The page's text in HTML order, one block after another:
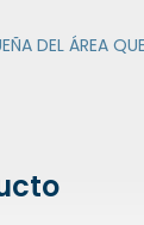
DEL ÁREA